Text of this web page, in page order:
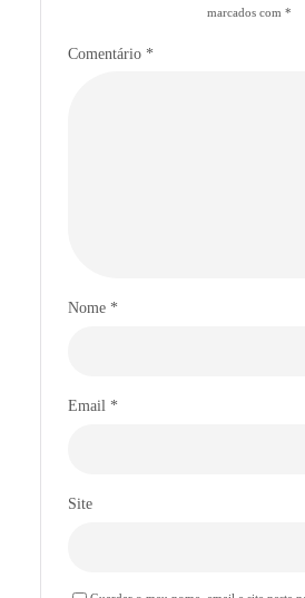
marcados com *
Comentário *
Nome *
Email *
Site